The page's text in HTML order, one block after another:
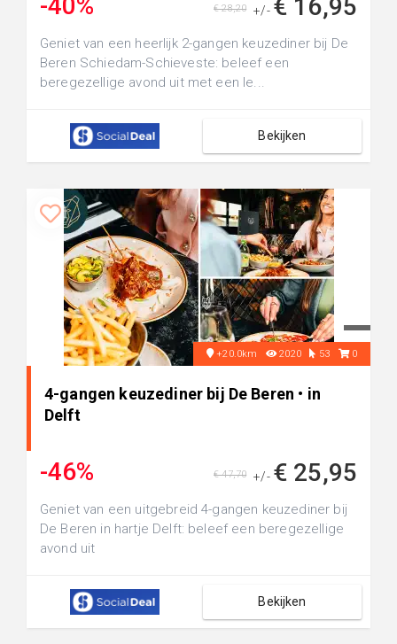
+/- € 16,95
€ 28,20
Geniet van een heerlijk 2-gangen keuzediner bij De
Beren Schiedam-Schieveste: beleef een
beregezellige avond uit met een le...
Bekijken
+20.0km 2020 53 0
4-gangen keuzediner bij De Beren • in
Delft
-46% +/- € 25,95
€ 47,70
Geniet van een uitgebreid 4-gangen keuzediner bij
De Beren in hartje Delft: beleef een beregezellige
avond uit
Bekijken